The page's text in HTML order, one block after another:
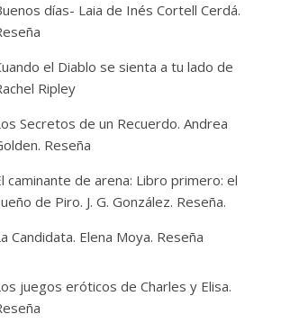
días- Laia de Inés Cortell Cerdá.
el Diablo se sienta a tu lado de
Ripley
Secretos de un Recuerdo. Andrea
Reseña
caminante de arena: Libro primero: el
de Piro. J. G. González. Reseña.
Candidata. Elena Moya. Reseña
juegos eróticos de Charles y Elisa.